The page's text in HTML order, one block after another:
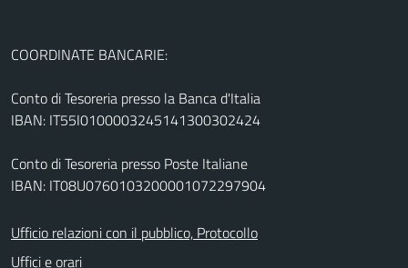
COORDINATE BANCARIE:
Conto di Tesoreria presso la Banca d'Italia
IBAN: IT55I0100003245141300302424
Conto di Tesoreria presso Poste Italiane
IBAN: IT08U0760103200001072297904
Ufficio relazioni con il pubblico, Protocollo
Uffici e orari